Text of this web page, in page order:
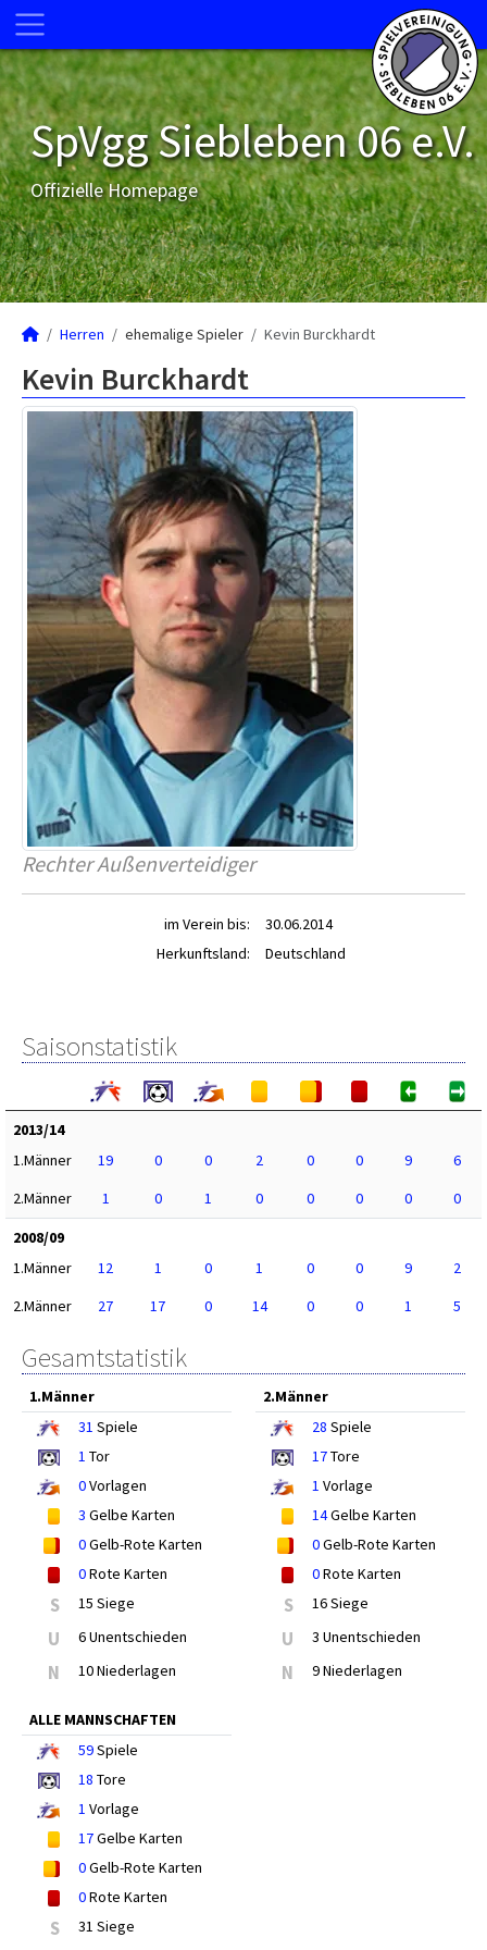
SpVgg Siebleben 06 e.V.
Offizielle Homepage
Herren ehemalige Spieler Kevin Burckhardt
Kevin Burckhardt
Rechter Außenverteidiger
im Verein bis:
30.06.2014
Herkunftsland:
Deutschland
Saisonstatistik
2013/14
1.Männer
19 0 0 2 0 0 9
6
2.Männer
1 0 1 0 0 0 0
0
2008/09
1.Männer
12 1 0 1 0 0 9
2
2.Männer
27 17 0 14 0 0 1 5
Gesamtstatistik
1.Männer
31 Spiele
1 Tor
0Vorlagen
3 Gelbe Karten
0Gelb-Rote Karten
0Rote Karten
S 15 Siege
U 6 Unentschieden
N 10 Niederlagen
2.Männer
28 Spiele
17Tore
1 Vorlage
14Gelbe Karten
0Gelb-Rote Karten
0Rote Karten
S 16 Siege
U 3 Unentschieden
N 9 Niederlagen
ALLE MANNSCHAFTEN
59Spiele
18 Tore
1 Vorlage
17Gelbe Karten
0Gelb-Rote Karten
0Rote Karten
S 31 Siege